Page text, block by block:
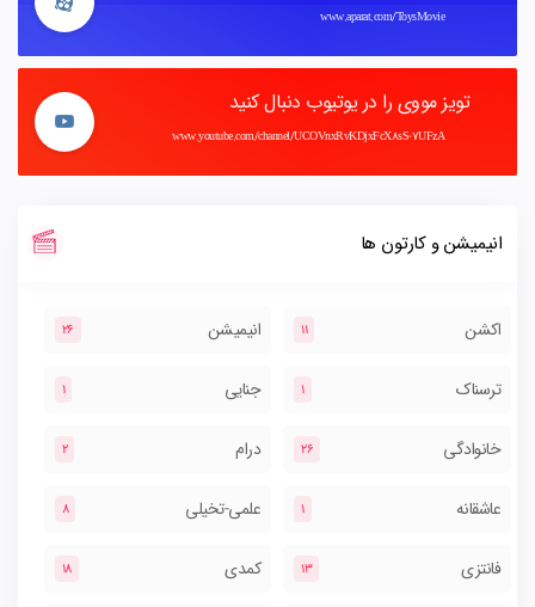
www.aparat.com/ToysMovie
تویز مووی را در یوتیوب دنبال کنید
www.youtube.com/channel/UCOVnxRvKDjxFcX8sS-7UFzA
انیمیشن و کارتون ها
اکشن 11 انیمیشن 26
ترسناک 1 جنایی 1
خانوادگی 26 درام 2
عاشقانه 1 علمی-تخیلی 8
فانتزی 13 کمدی 18